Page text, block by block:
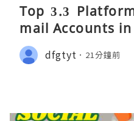
Top 3.3
mail Accounts
dfgtyt 21分鐘前